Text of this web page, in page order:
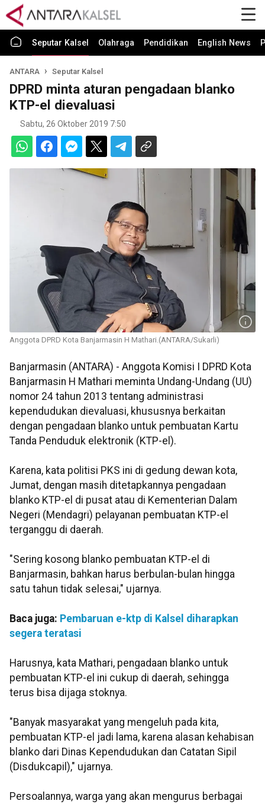
Seputar Kalsel Olahraga Pendidikan English News
ANTARA Seputar Kalsel
DPRD minta aturan pengadaan blanko
KTP-el dievaluasi
Sabtu, 26 Oktober 2019 7:50
Anggota DPRD Kota Banjarmasin H Mathari.(ANTARA/Sukarli)
Banjarmasin (ANTARA) - Anggota Komisi I DPRD Kota
Banjarmasin H Mathari meminta Undang-Undang (UU)
nomor 24 tahun 2013 tentang administrasi
kependudukan dievaluasi, khususnya berkaitan
dengan pengadaan blanko untuk pembuatan Kartu
Tanda Penduduk elektronik (KTP-el).
Karena, kata politisi PKS ini di gedung dewan kota,
Jumat, dengan masih ditetapkannya pengadaan
blanko KTP-el di pusat atau di Kementerian Dalam
Negeri (Mendagri) pelayanan pembuatan KTP-el
terganggu di daerah.
"Sering kosong blanko pembuatan KTP-el di
Banjarmasin, bahkan harus berbulan-bulan hingga
satu tahun tidak selesai," ujarnya.
Baca juga: Pembaruan e-ktp di Kalsel diharapkan
segera teratasi
Harusnya, kata Mathari, pengadaan blanko untuk
pembuatan KTP-el ini cukup di daerah, sehingga
terus bisa dijaga stoknya.
"Banyak masyarakat yang mengeluh pada kita,
pembuatan KTP-el jadi lama, karena alasan kehabisan
blanko dari Dinas Kependudukan dan Catatan Sipil
(Disdukcapil)," ujarnya.
Persoalannya, warga yang akan mengurus berbagai